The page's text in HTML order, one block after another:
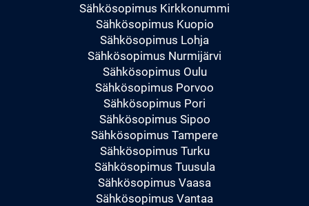
Sähkösopimus Kirkkonummi
Sähkösopimus Kuopio
Sähkösopimus Lohja
Sähkösopimus Nurmijärvi
Sähkösopimus Oulu
Sähkösopimus Porvoo
Sähkösopimus Pori
Sähkösopimus Sipoo
Sähkösopimus Tampere
Sähkösopimus Turku
Sähkösopimus Tuusula
Sähkösopimus Vaasa
Sähkösopimus Vantaa